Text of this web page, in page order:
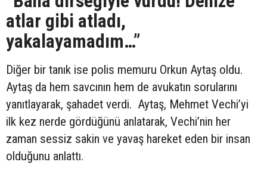
atlar gibi atladı,
yakalayamadım…”
Diğer bir tanık ise polis memuru Orkun Aytaş oldu.
Aytaş da hem savcının hem de avukatın sorularını
yanıtlayarak, şahadet verdi. Aytaş, Mehmet Vechi’yi
ilk kez nerde gördüğünü anlatarak, Vechi’nin her
zaman sessiz sakin ve yavaş hareket eden bir insan
olduğunu anlattı.